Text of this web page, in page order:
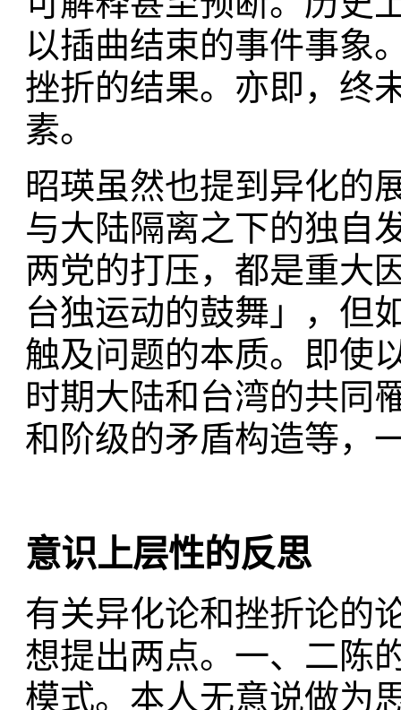
以插曲结束的事件事象
挫折的结果。亦即，终
素。
昭瑛虽然也提到异化的
与大陆隔离之下的独自
两党的打压，都是重大
台独运动的鼓舞」，但
触及问题的本质。即使
时期大陆和台湾的共同
和阶级的矛盾构造等，
意识上层性的反思
有关异化论和挫折论的
想提出两点。一、二陈
模式。本人无意说做为